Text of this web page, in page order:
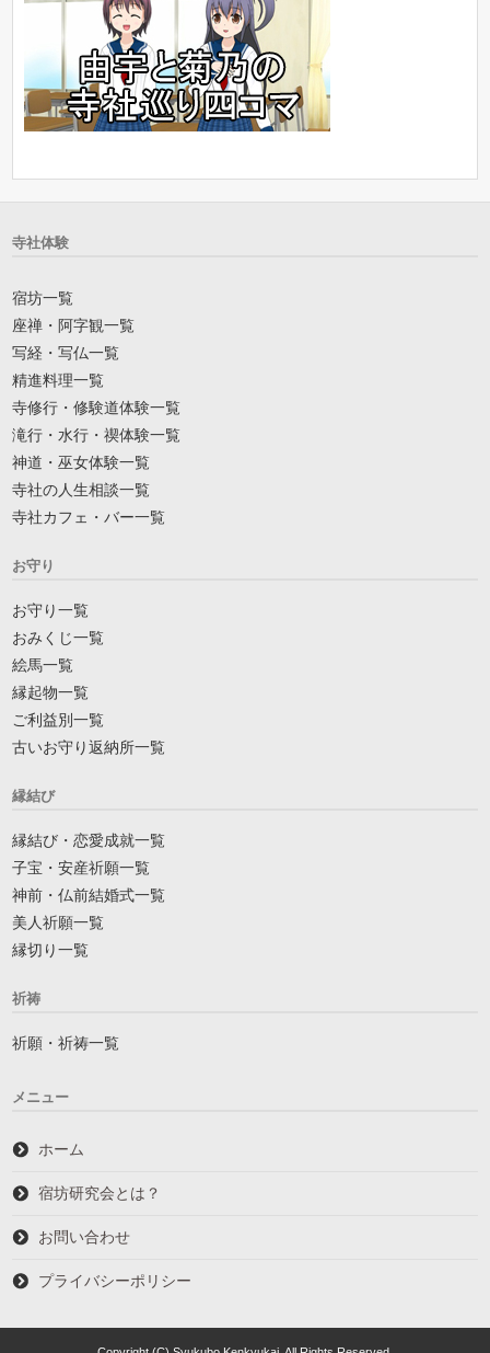
寺社体験
宿坊一覧
座禅・阿字観一覧
写経・写仏一覧
精進料理一覧
寺修行・修験道体験一覧
滝行・水行・禊体験一覧
神道・巫女体験一覧
寺社の人生相談一覧
寺社カフェ・バー一覧
お守り
お守り一覧
おみくじ一覧
絵馬一覧
縁起物一覧
ご利益別一覧
古いお守り返納所一覧
縁結び
縁結び・恋愛成就一覧
子宝・安産祈願一覧
神前・仏前結婚式一覧
美人祈願一覧
縁切り一覧
祈祷
祈願・祈祷一覧
メニュー
ホーム
宿坊研究会とは？
お問い合わせ
プライバシーポリシー